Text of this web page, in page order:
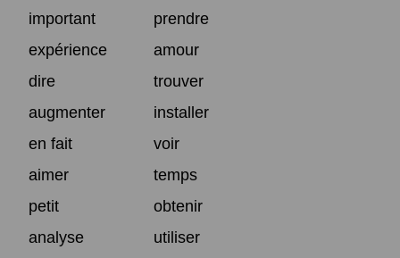
important
prendre
expérience
amour
dire
trouver
augmenter
installer
en fait
voir
aimer
temps
petit
obtenir
analyse
utiliser